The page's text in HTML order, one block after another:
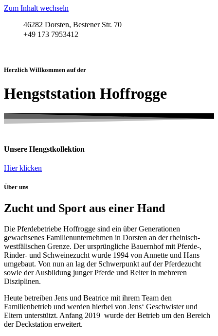
Zum Inhalt wechseln
46282 Dorsten, Bestener Str. 70
+49 173 7953412
Herzlich Willkommen auf der
Hengststation Hoffrogge
Unsere Hengstkollektion
Hier klicken
Über uns
Zucht und Sport aus einer Hand
Die Pferdebetriebe Hoffrogge sind ein über Generationen
gewachsenes Familienunternehmen in Dorsten an der rheinisch-
westfälischen Grenze. Der ursprüngliche Bauernhof mit Pferde-,
Rinder- und Schweinezucht wurde 1994 von Annette und Hans
umgebaut. Von nun an lag der Schwerpunkt auf der Pferdezucht
sowie der Ausbildung junger Pferde und Reiter in mehreren
Disziplinen.
Heute betreiben Jens und Beatrice mit ihrem Team den
Familienbetrieb und werden hierbei von Jens‘ Geschwister und
Eltern unterstützt. Anfang 2019 wurde der Betrieb um den Bereich
der Deckstation erweitert.